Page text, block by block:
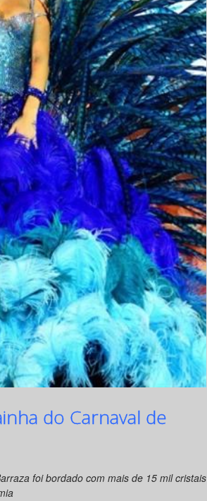
do Carnaval de
foi bordado com mais de 15 mil cristais